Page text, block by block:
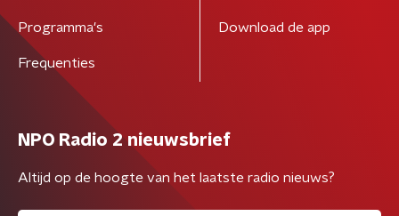
Programma's
Frequenties
Download de app
NPO Radio 2 nieuwsbrief
Altijd op de hoogte van het laatste radio nieuws?